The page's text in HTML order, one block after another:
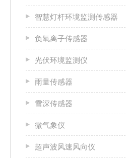
智慧灯杆环境监测传感器
负氧离子传感器
光伏环境监测仪
雨量传感器
雪深传感器
微气象仪
超声波风速风向仪